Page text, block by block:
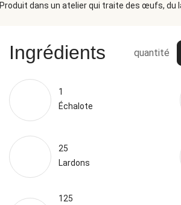
Produit dans un atelier qui traite des œufs, du
Ingrédients quantité
1
Échalote
25
Lardons
125